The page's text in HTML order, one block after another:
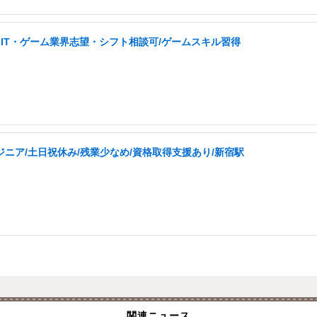
・ゲーム業界志望・シフト相談可/ゲームスキル習得
ア/土日祝休み/残業少なめ/資格取得支援あり/新宿駅
関連ニュース